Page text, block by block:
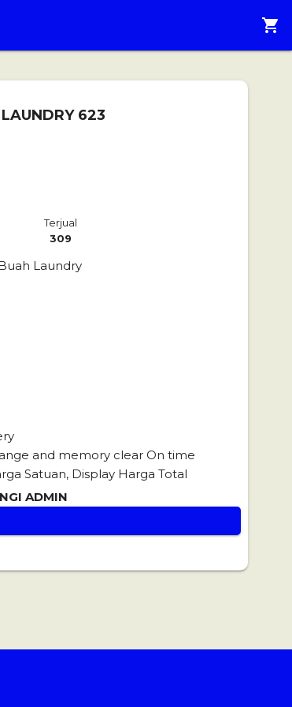
shopping_cart
623
Terjual
309
Laundry
and memory clear On time
Satuan, Display Harga Total
ADMIN